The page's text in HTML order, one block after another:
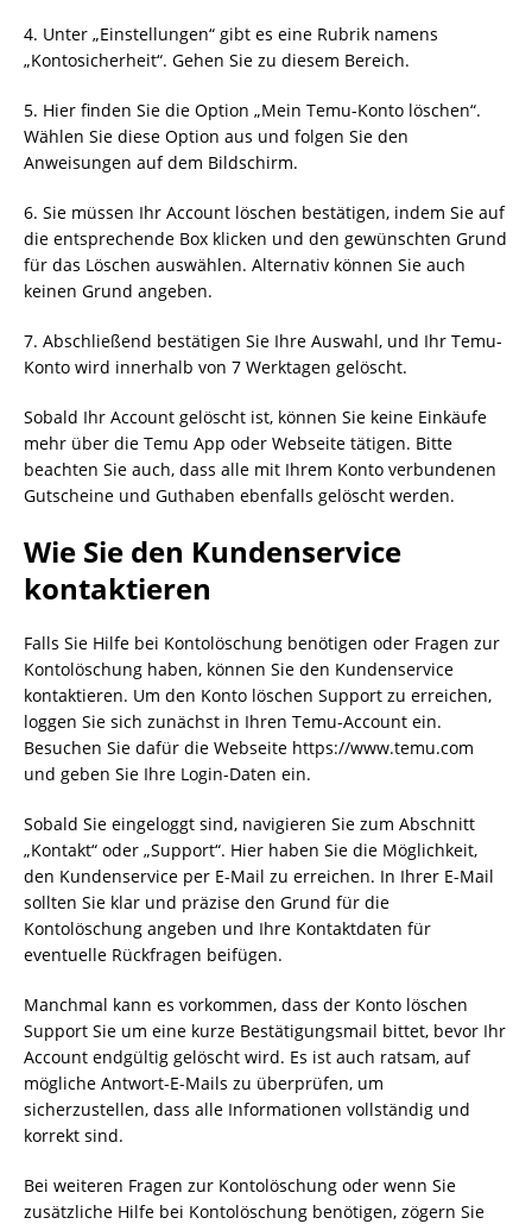
4. Unter „Einstellungen“ gibt es eine Rubrik namens
„Kontosicherheit“. Gehen Sie zu diesem Bereich.
5. Hier finden Sie die Option „Mein Temu-Konto löschen“.
Wählen Sie diese Option aus und folgen Sie den
Anweisungen auf dem Bildschirm.
6. Sie müssen Ihr Account löschen bestätigen, indem Sie auf
die entsprechende Box klicken und den gewünschten Grund
für das Löschen auswählen. Alternativ können Sie auch
keinen Grund angeben.
7. Abschließend bestätigen Sie Ihre Auswahl, und Ihr Temu-
Konto wird innerhalb von 7 Werktagen gelöscht.
Sobald Ihr Account gelöscht ist, können Sie keine Einkäufe
mehr über die Temu App oder Webseite tätigen. Bitte
beachten Sie auch, dass alle mit Ihrem Konto verbundenen
Gutscheine und Guthaben ebenfalls gelöscht werden.
Wie Sie den Kundenservice
kontaktieren
Falls Sie Hilfe bei Kontolöschung benötigen oder Fragen zur
Kontolöschung haben, können Sie den Kundenservice
kontaktieren. Um den Konto löschen Support zu erreichen,
loggen Sie sich zunächst in Ihren Temu-Account ein.
Besuchen Sie dafür die Webseite https://www.temu.com
und geben Sie Ihre Login-Daten ein.
Sobald Sie eingeloggt sind, navigieren Sie zum Abschnitt
„Kontakt“ oder „Support“. Hier haben Sie die Möglichkeit,
den Kundenservice per E-Mail zu erreichen. In Ihrer E-Mail
sollten Sie klar und präzise den Grund für die
Kontolöschung angeben und Ihre Kontaktdaten für
eventuelle Rückfragen beifügen.
Manchmal kann es vorkommen, dass der Konto löschen
Support Sie um eine kurze Bestätigungsmail bittet, bevor Ihr
Account endgültig gelöscht wird. Es ist auch ratsam, auf
mögliche Antwort-E-Mails zu überprüfen, um
sicherzustellen, dass alle Informationen vollständig und
korrekt sind.
Bei weiteren Fragen zur Kontolöschung oder wenn Sie
zusätzliche Hilfe bei Kontolöschung benötigen, zögern Sie